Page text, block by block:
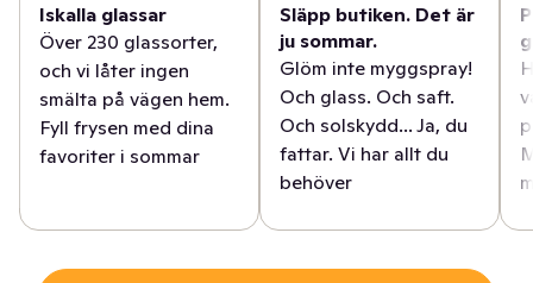
Iskalla glassar
Över 230 glassorter,
och vi låter ingen
smälta på vägen hem.
Fyll frysen med dina
favoriter i sommar
Släpp butiken. Det är
ju sommar.
Glöm inte myggspray!
Och glass. Och saft.
Och solskydd... Ja, du
fattar. Vi har allt du
behöver